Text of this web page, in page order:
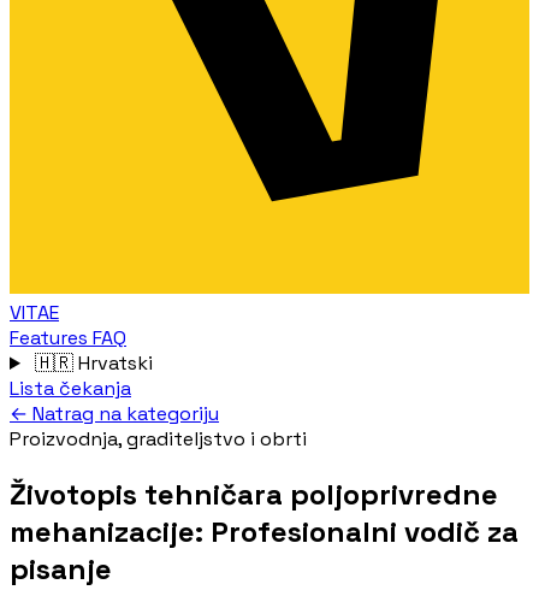
VITAE
Features FAQ
🇭🇷Hrvatski
Lista čekanja
← Natrag na kategoriju
Proizvodnja, graditeljstvo i obrti
Životopis tehničara poljoprivredne
mehanizacije: Profesionalni vodič za
pisanje